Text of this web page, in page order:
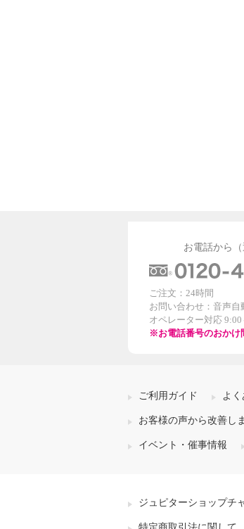
お電話から（
ご注文：24時間
お問い合わせ：音声自
オペレーター対応 9:00
※お電話番号のおかけ
ご利用ガイド よく
お客様の声から改善し
イベント・催事情報
ジュピターショップチ